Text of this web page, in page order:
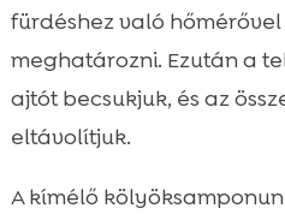
fürdéshez való
meghatározni. Ezután a
ajtót becsukjuk, és az
eltávolítjuk.
A kímélő